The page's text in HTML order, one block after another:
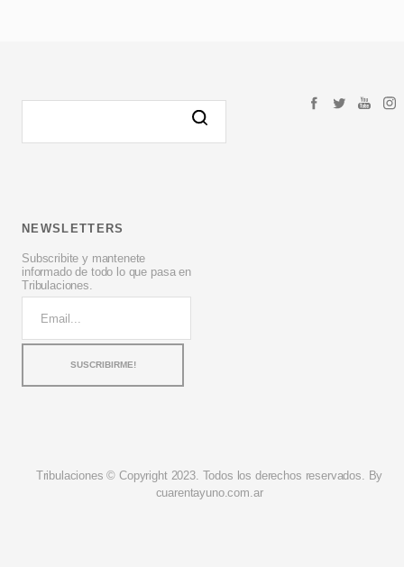
NEWSLETTERS
Subscribite y mantenete
informado de todo lo que pasa en
Tribulaciones.
Tribulaciones © Copyright 2023. Todos los derechos reservados. By
cuarentayuno.com.ar